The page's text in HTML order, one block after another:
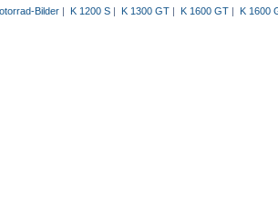
Bilder| K 1200 S| K 1300 GT| K 1600 GT| K 1600